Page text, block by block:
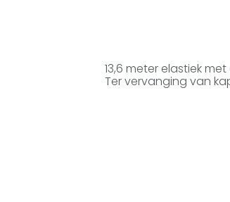
13,6 meter elastiek
Ter vervanging van